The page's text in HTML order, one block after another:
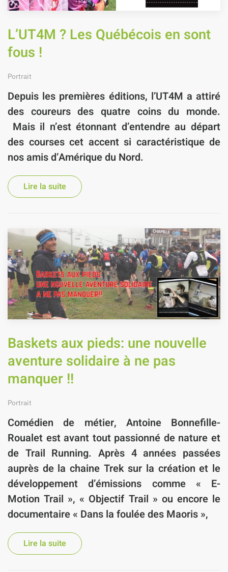
L’UT4M ? Les Québécois en sont
fous !
Portrait
Depuis les premières éditions, l’UT4M a attiré
des coureurs des quatre coins du monde.
Mais il n’est étonnant d’entendre au départ
des courses cet accent si caractéristique de
nos amis d’Amérique du Nord.
Lire la suite
Baskets aux pieds: une nouvelle
aventure solidaire à ne pas
manquer !!
Portrait
Comédien de métier, Antoine Bonnefille-
Roualet est avant tout passionné de nature et
de Trail Running. Après 4 années passées
auprès de la chaine Trek sur la création et le
développement d’émissions comme « E-
Motion Trail », « Objectif Trail » ou encore le
documentaire « Dans la foulée des Maoris »,
Lire la suite